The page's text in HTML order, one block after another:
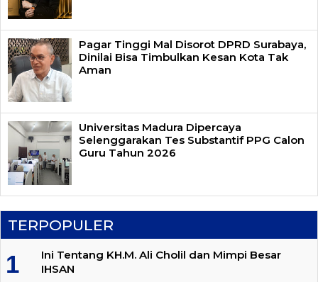
Pagar Tinggi Mal Disorot DPRD Surabaya,
Dinilai Bisa Timbulkan Kesan Kota Tak
Aman
Universitas Madura Dipercaya
Selenggarakan Tes Substantif PPG Calon
Guru Tahun 2026
TERPOPULER
Ini Tentang KH.M. Ali Cholil dan Mimpi Besar
IHSAN